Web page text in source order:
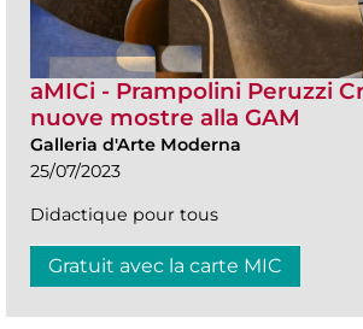
aMICi - Prampolini Peruzzi
nuove mostre alla GAM
Galleria d'Arte Moderna
25/07/2023
Didactique pour tous
Gratuit avec la carte MIC